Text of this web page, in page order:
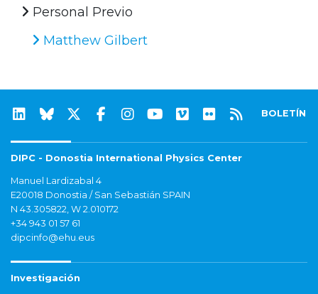
Personal Previo
Matthew Gilbert
BOLETÍN
DIPC - Donostia International Physics Center
Manuel Lardizabal 4
E20018 Donostia / San Sebastián SPAIN
N 43.305822, W 2.010172
+34 943 01 57 61
dipcinfo@ehu.eus
Investigación